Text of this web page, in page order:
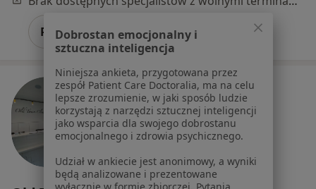
Pokaż profil
Dobrostan emocjonalny i
sztuczna inteligencja
Niniejsza ankieta, przygotowana przez
zespół Patient Care Doctoralia, ma na celu
lepsze zrozumienie, w jaki sposób ludzie
korzystają z narzędzi sztucznej inteligencji
jako wsparcia dla swojego dobrostanu
emocjonalnego i zdrowia psychicznego.
Udział w ankiecie jest anonimowy, a wyniki
będą analizowane i prezentowane